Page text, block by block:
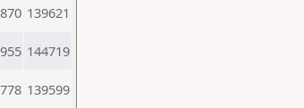
139621
144719
139599